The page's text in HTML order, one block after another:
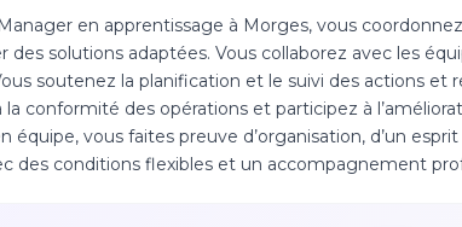
en apprentissage à Morges, vous
des solutions adaptées. Vous collaborez avec les
soutenez la planification et le suivi des actions
la conformité des opérations et participez à
équipe, vous faites preuve d’organisation, d’un
des conditions flexibles et un accompagnement